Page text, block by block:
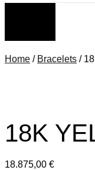
Home / Bracelets /
18K
18.875,00 €